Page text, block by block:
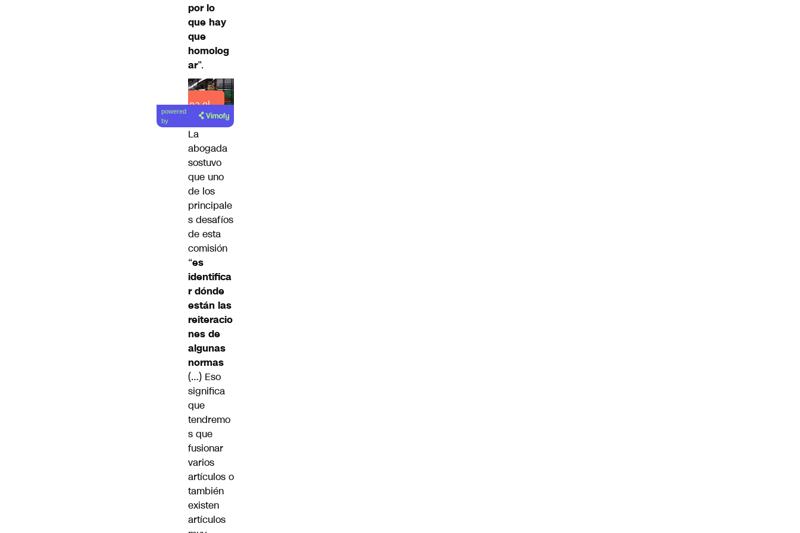
por lo
que hay
que
homolog
ar”.
Lea el
artículo
powered
by
La
abogada
sostuvo
que uno
de los
principale
s desafíos
de esta
comisión
“es
identifica
r dónde
están las
reiteracio
nes de
algunas
normas
(…) Eso
significa
que
tendremo
s que
fusionar
varios
artículos o
también
existen
artículos